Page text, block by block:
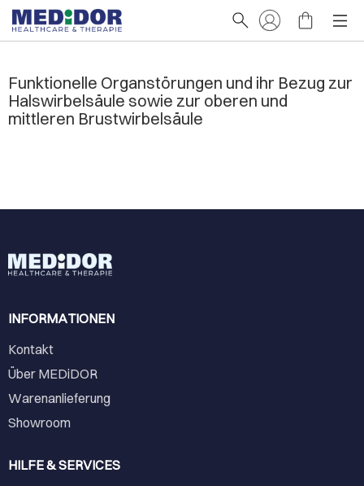
Funktionelle Organstörungen und ihr Bezug zur
Halswirbelsäule sowie zur oberen und
mittleren Brustwirbelsäule
INFORMATIONEN
Kontakt
Über MEDiDOR
Warenanlieferung
Showroom
HILFE & SERVICES